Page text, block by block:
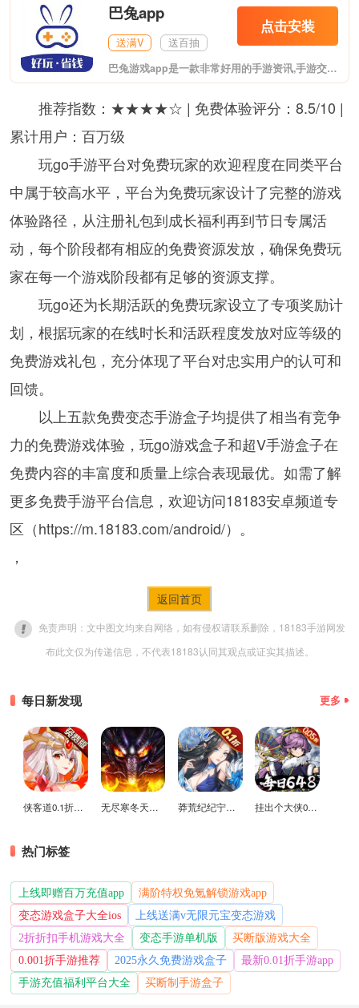
巴兔app
送满V 送百抽
点击安装
巴兔游戏app是一款非常好用的手游资讯,手游交易社区,在软件上支持玩家在线交易账号,在懂游戏APP上我们还可以看到非常多的最新的手游资讯,让你第一时间了解到游戏的版本变化,感兴趣的朋友赶紧下载使用吧!
推荐指数：★★★★☆ | 免费体验评分：8.5/10 |
累计用户：百万级
玩go手游平台对免费玩家的欢迎程度在同类平台
中属于较高水平，平台为免费玩家设计了完整的游戏
体验路径，从注册礼包到成长福利再到节日专属活
动，每个阶段都有相应的免费资源发放，确保免费玩
家在每一个游戏阶段都有足够的资源支撑。
玩go还为长期活跃的免费玩家设立了专项奖励计
划，根据玩家的在线时长和活跃程度发放对应等级的
免费游戏礼包，充分体现了平台对忠实用户的认可和
回馈。
以上五款免费变态手游盒子均提供了相当有竞争
力的免费游戏体验，玩go游戏盒子和超V手游盒子在
免费内容的丰富度和质量上综合表现最优。如需了解
更多免费手游平台信息，欢迎访问18183安卓频道专
区（https://m.18183.com/android/）。
，
返回首页
免责声明：文中图文均来自网络，如有侵权请联系删除，18183手游网发
布此文仅为传递信息，不代表18183认同其观点或证实其描述。
每日新发现 更多
侠客道0.1折变态版 无尽寒冬天蛇新春送礼版 莽荒纪纪宁传奇0.1折送无限连抽版 挂出个大侠0.05折免单福利版
热门标签
上线即赠百万充值app
满阶特权免氪解锁游戏app
变态游戏盒子大全ios
上线送满v无限元宝变态游戏
2折折扣手机游戏大全
变态手游单机版
买断版游戏大全
0.001折手游推荐
2025永久免费游戏盒子
最新0.01折手游app
手游充值福利平台大全
买断制手游盒子